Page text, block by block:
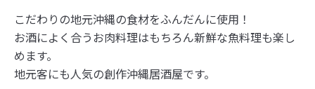
こだわりの地元沖縄の食材をふんだんに使用！
お酒によく合うお肉料理はもちろん新鮮な魚料理も楽し
めます。
地元客にも人気の創作沖縄居酒屋です。